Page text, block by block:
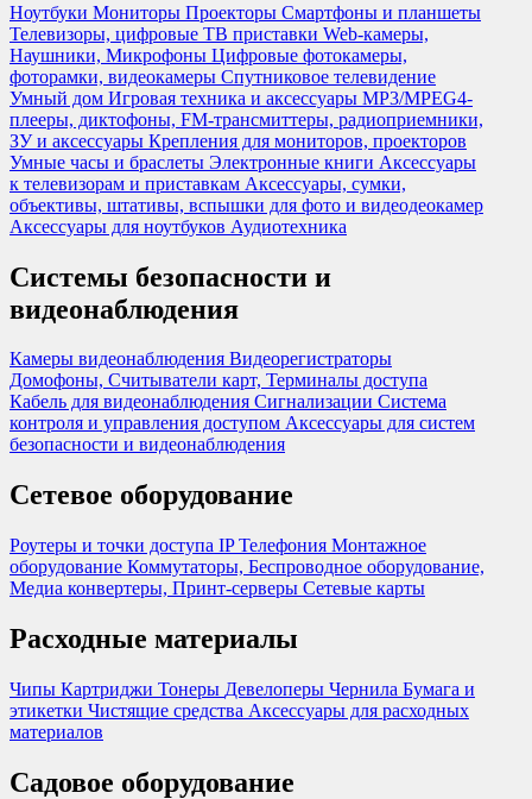
Ноутбуки Мониторы Проекторы Смартфоны и планшеты
Телевизоры, цифровые ТВ приставки Web-камеры,
Наушники, Микрофоны Цифровые фотокамеры,
фоторамки, видеокамеры Спутниковое телевидение
Умный дом Игровая техника и аксессуары MP3/MPEG4-
плееры, диктофоны, FM-трансмиттеры, радиоприемники,
ЗУ и аксессуары Крепления для мониторов, проекторов
Умные часы и браслеты Электронные книги Аксессуары
к телевизорам и приставкам Аксессуары, сумки,
объективы, штативы, вспышки для фото и видеодеокамер
Аксессуары для ноутбуков Аудиотехника
Системы безопасности и
видеонаблюдения
Камеры видеонаблюдения Видеорегистраторы
Домофоны, Считыватели карт, Терминалы доступа
Кабель для видеонаблюдения Сигнализации Система
контроля и управления доступом Аксессуары для систем
безопасности и видеонаблюдения
Сетевое оборудование
Роутеры и точки доступа IP Телефония Монтажное
оборудование Коммутаторы, Беспроводное оборудование,
Медиа конвертеры, Принт-серверы Сетевые карты
Расходные материалы
Чипы Картриджи Тонеры Девелоперы Чернила Бумага и
этикетки Чистящие средства Аксессуары для расходных
материалов
Садовое оборудование